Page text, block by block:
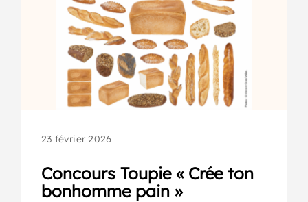
23 février 2026
Concours Toupie « Crée ton
bonhomme pain »